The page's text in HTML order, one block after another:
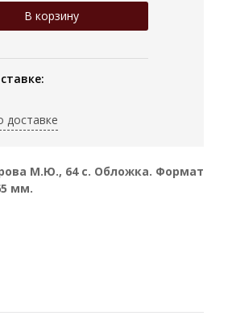
доставке
М.Ю., 64 с. Обложка. Формат
мм.